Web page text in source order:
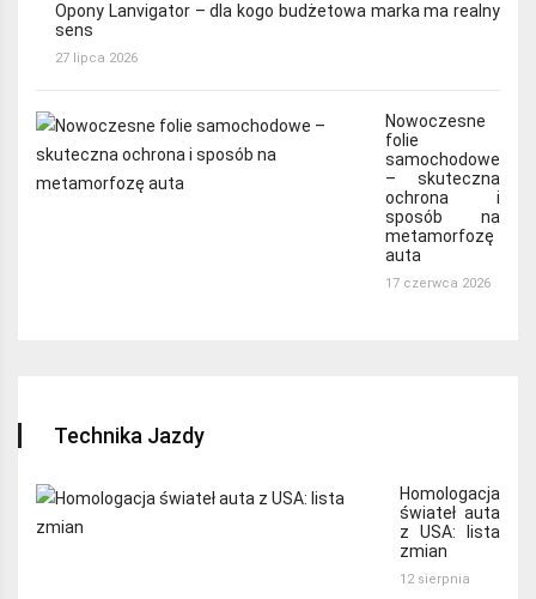
Opony Lanvigator – dla kogo budżetowa marka ma realny
sens
27 lipca 2026
Nowoczesne
folie
samochodowe
– skuteczna
ochrona i
sposób na
metamorfozę
auta
17 czerwca 2026
Technika Jazdy
Homologacja
świateł auta
z USA: lista
zmian
12 sierpnia